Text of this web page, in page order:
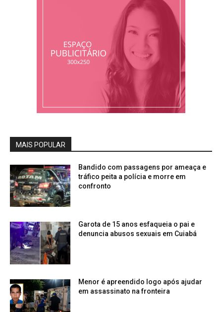
MAIS POPULAR
Bandido com passagens por ameaça e
tráfico peita a polícia e morre em
confronto
Garota de 15 anos esfaqueia o pai e
denuncia abusos sexuais em Cuiabá
Menor é apreendido logo após ajudar
em assassinato na fronteira